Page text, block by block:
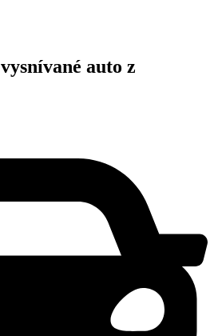
vysnívané auto z